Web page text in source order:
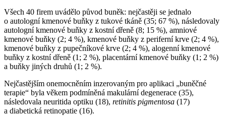
Všech 40 firem uvádělo původ buněk: nejčastěji se jednalo
o autologní kmenové buňky z tukové tkáně (35; 67 %), následovaly
autologní kmenové buňky z kostní dřeně (8; 15 %), amniové
kmenové buňky (2; 4 %), kmenové buňky z periferní krve (2; 4 %),
kmenové buňky z pupečníkové krve (2; 4 %), alogenní kmenové
buňky z kostní dřeně (1; 2 %), placentární kmenové buňky (1; 2 %)
a buňky jiných druhů (1; 2 %).
Nejčastějším onemocněním inzerovaným pro aplikaci „buněčné
terapie“ byla věkem podmíněná makulární degenerace (35),
následovala neuritida optiku (18), retinitis pigmentosa (17)
a diabetická retinopatie (16).